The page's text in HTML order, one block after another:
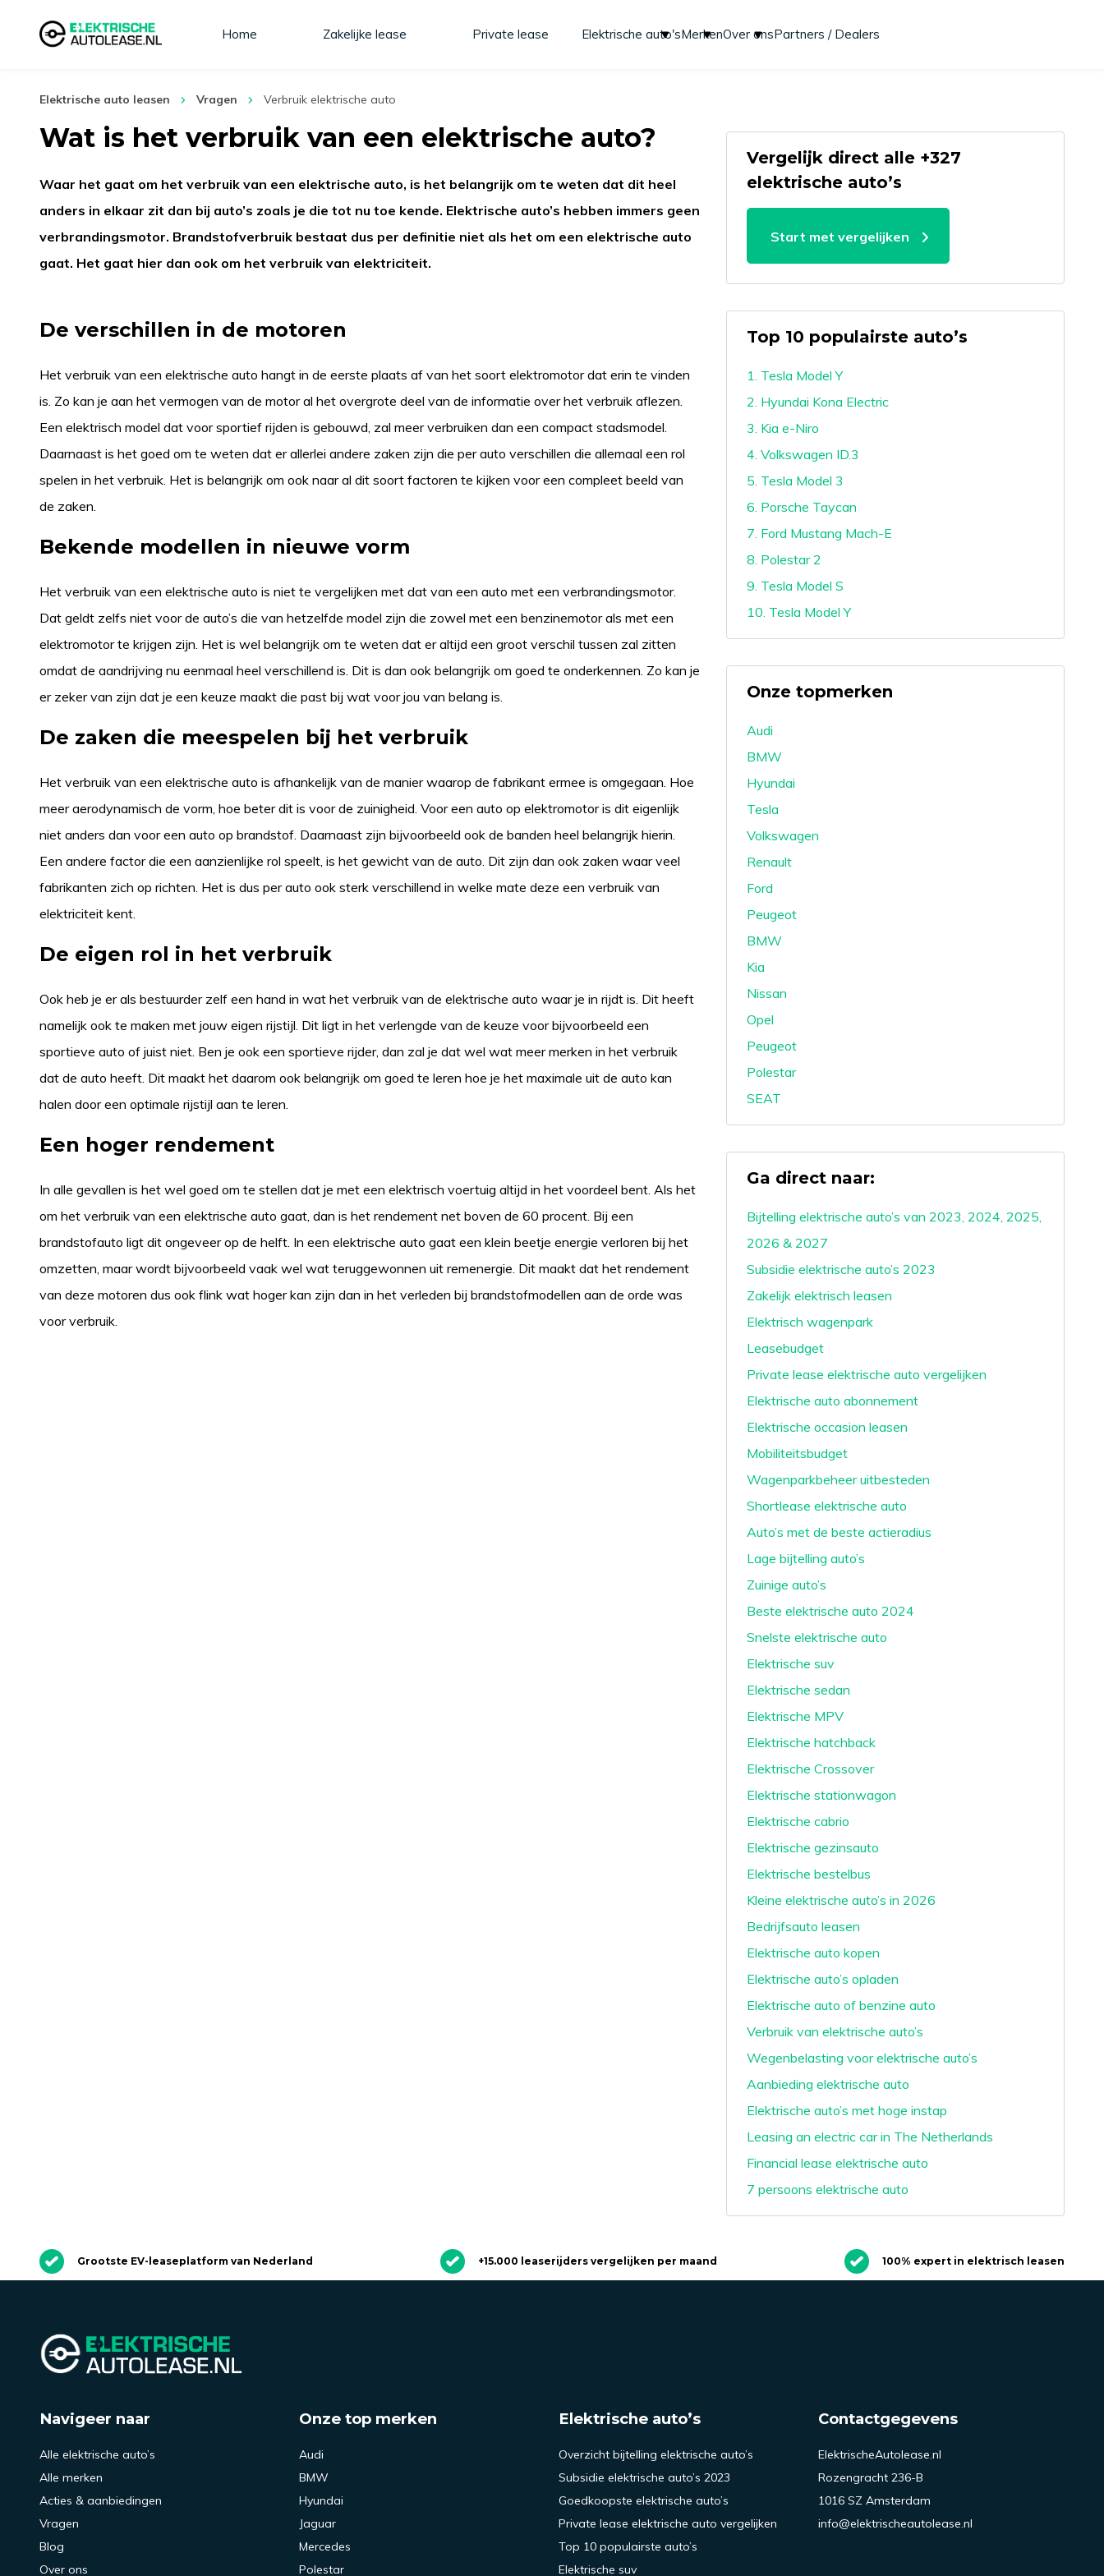
Home Zakelijke lease Private lease Elektrische auto'sMerkenOver onsPartners / Dealers
Elektrische auto leasen Vragen Verbruik elektrische auto
Wat is het verbruik van een elektrische auto?
Waar het gaat om het verbruik van een elektrische auto, is het belangrijk om te weten dat dit heel
anders in elkaar zit dan bij auto’s zoals je die tot nu toe kende. Elektrische auto’s hebben immers geen
verbrandingsmotor. Brandstofverbruik bestaat dus per definitie niet als het om een elektrische auto
gaat. Het gaat hier dan ook om het verbruik van elektriciteit.
De verschillen in de motoren
Het verbruik van een elektrische auto hangt in de eerste plaats af van het soort elektromotor dat erin te vinden
is. Zo kan je aan het vermogen van de motor al het overgrote deel van de informatie over het verbruik aflezen.
Een elektrisch model dat voor sportief rijden is gebouwd, zal meer verbruiken dan een compact stadsmodel.
Daarnaast is het goed om te weten dat er allerlei andere zaken zijn die per auto verschillen die allemaal een rol
spelen in het verbruik. Het is belangrijk om ook naar al dit soort factoren te kijken voor een compleet beeld van
de zaken.
Bekende modellen in nieuwe vorm
Het verbruik van een elektrische auto is niet te vergelijken met dat van een auto met een verbrandingsmotor.
Dat geldt zelfs niet voor de auto’s die van hetzelfde model zijn die zowel met een benzinemotor als met een
elektromotor te krijgen zijn. Het is wel belangrijk om te weten dat er altijd een groot verschil tussen zal zitten
omdat de aandrijving nu eenmaal heel verschillend is. Dit is dan ook belangrijk om goed te onderkennen. Zo kan je
er zeker van zijn dat je een keuze maakt die past bij wat voor jou van belang is.
De zaken die meespelen bij het verbruik
Het verbruik van een elektrische auto is afhankelijk van de manier waarop de fabrikant ermee is omgegaan. Hoe
meer aerodynamisch de vorm, hoe beter dit is voor de zuinigheid. Voor een auto op elektromotor is dit eigenlijk
niet anders dan voor een auto op brandstof. Daarnaast zijn bijvoorbeeld ook de banden heel belangrijk hierin.
Een andere factor die een aanzienlijke rol speelt, is het gewicht van de auto. Dit zijn dan ook zaken waar veel
fabrikanten zich op richten. Het is dus per auto ook sterk verschillend in welke mate deze een verbruik van
elektriciteit kent.
De eigen rol in het verbruik
Ook heb je er als bestuurder zelf een hand in wat het verbruik van de elektrische auto waar je in rijdt is. Dit heeft
namelijk ook te maken met jouw eigen rijstijl. Dit ligt in het verlengde van de keuze voor bijvoorbeeld een
sportieve auto of juist niet. Ben je ook een sportieve rijder, dan zal je dat wel wat meer merken in het verbruik
dat de auto heeft. Dit maakt het daarom ook belangrijk om goed te leren hoe je het maximale uit de auto kan
halen door een optimale rijstijl aan te leren.
Een hoger rendement
In alle gevallen is het wel goed om te stellen dat je met een elektrisch voertuig altijd in het voordeel bent. Als het
om het verbruik van een elektrische auto gaat, dan is het rendement net boven de 60 procent. Bij een
brandstofauto ligt dit ongeveer op de helft. In een elektrische auto gaat een klein beetje energie verloren bij het
omzetten, maar wordt bijvoorbeeld vaak wel wat teruggewonnen uit remenergie. Dit maakt dat het rendement
van deze motoren dus ook flink wat hoger kan zijn dan in het verleden bij brandstofmodellen aan de orde was
voor verbruik.
Vergelijk direct alle +327
elektrische auto’s
Start met vergelijken
Top 10 populairste auto’s
1. Tesla Model Y
2. Hyundai Kona Electric
3. Kia e-Niro
4. Volkswagen ID.3
5. Tesla Model 3
6. Porsche Taycan
7. Ford Mustang Mach-E
8. Polestar 2
9. Tesla Model S
10. Tesla Model Y
Onze topmerken
Audi
BMW
Hyundai
Tesla
Volkswagen
Renault
Ford
Peugeot
BMW
Kia
Nissan
Opel
Peugeot
Polestar
SEAT
Ga direct naar:
Bijtelling elektrische auto’s van 2023, 2024, 2025,
2026 & 2027
Subsidie elektrische auto’s 2023
Zakelijk elektrisch leasen
Elektrisch wagenpark
Leasebudget
Private lease elektrische auto vergelijken
Elektrische auto abonnement
Elektrische occasion leasen
Mobiliteitsbudget
Wagenparkbeheer uitbesteden
Shortlease elektrische auto
Auto’s met de beste actieradius
Lage bijtelling auto’s
Zuinige auto’s
Beste elektrische auto 2024
Snelste elektrische auto
Elektrische suv
Elektrische sedan
Elektrische MPV
Elektrische hatchback
Elektrische Crossover
Elektrische stationwagon
Elektrische cabrio
Elektrische gezinsauto
Elektrische bestelbus
Kleine elektrische auto’s in 2026
Bedrijfsauto leasen
Elektrische auto kopen
Elektrische auto’s opladen
Elektrische auto of benzine auto
Verbruik van elektrische auto’s
Wegenbelasting voor elektrische auto’s
Aanbieding elektrische auto
Elektrische auto’s met hoge instap
Leasing an electric car in The Netherlands
Financial lease elektrische auto
7 persoons elektrische auto
Grootste EV-leaseplatform van Nederland +15.000 leaserijders vergelijken per maand 100% expert in elektrisch leasen
Navigeer naar
Alle elektrische auto’s
Alle merken
Acties & aanbiedingen
Vragen
Blog
Over ons
Onze top merken
Audi
BMW
Hyundai
Jaguar
Mercedes
Polestar
Elektrische auto’s
Overzicht bijtelling elektrische auto’s
Subsidie elektrische auto’s 2023
Goedkoopste elektrische auto’s
Private lease elektrische auto vergelijken
Top 10 populairste auto’s
Elektrische suv
Contactgegevens
ElektrischeAutolease.nl
Rozengracht 236-B
1016 SZ Amsterdam
info@elektrischeautolease.nl